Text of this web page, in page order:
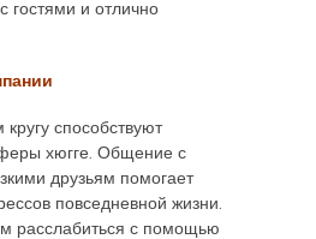
гостями и отлично
кругу способствуют
хюгге. Общение с
друзьям помогает
повседневной жизни.
расслабиться с помощью